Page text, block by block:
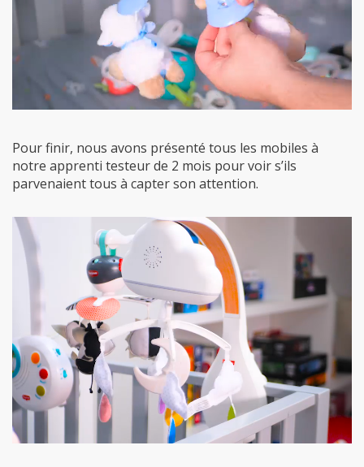
Pour finir, nous avons présenté tous les mobiles à
notre apprenti testeur de 2 mois pour voir s’ils
parvenaient tous à capter son attention.